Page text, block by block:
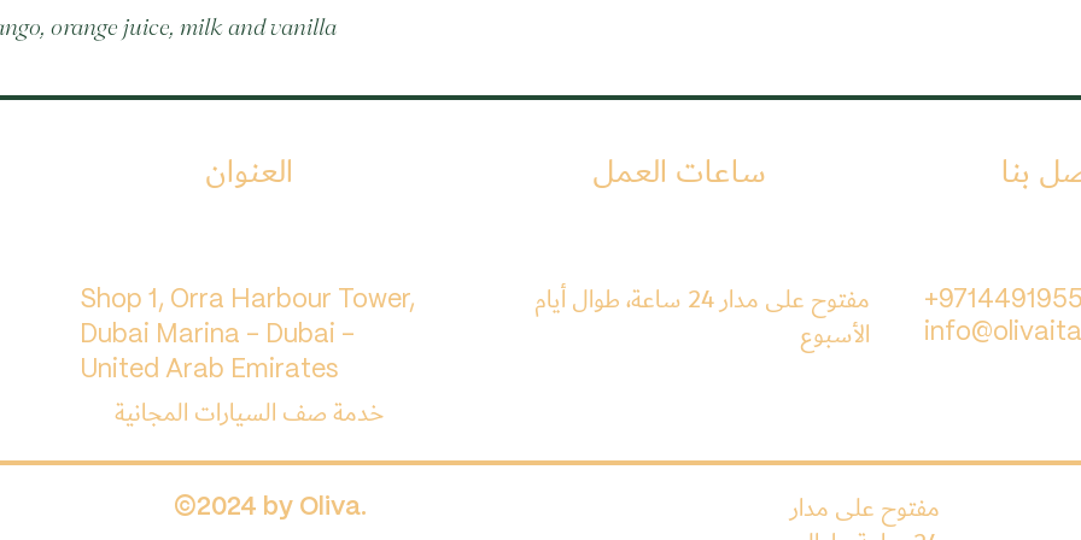
orange juice, milk and vanilla
العنوان
Shop 1, Orra Harbour Tower,
Dubai Marina - Dubai -
United Arab Emirates
ساعات العمل بنا
مفتوح على مدار 24 ساعة، طوال أيام
الأسبوع
©2024 by Oliva.
خدمة صف السيارات المجانية
مفتوح على مدار